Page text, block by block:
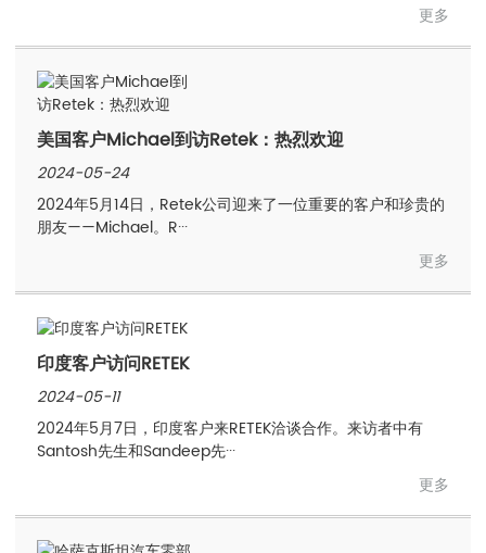
更多
美国客户Michael到访Retek：热烈欢迎
2024-05-24
2024年5月14日，Retek公司迎来了一位重要的客户和珍贵的
朋友——Michael。R···
更多
印度客户访问RETEK
2024-05-11
2024年5月7日，印度客户来RETEK洽谈合作。来访者中有
Santosh先生和Sandeep先···
更多